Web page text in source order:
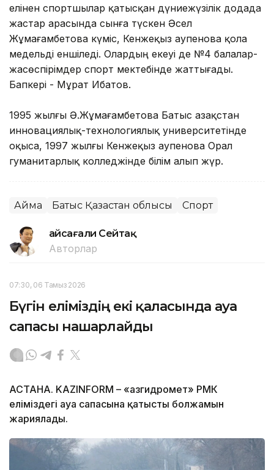
елінен спортшылар қатысқан дүниежүзілік додада
жастар арасында сынға түскен Әсел
Жұмағамбетова күміс, Кенжеқыз Қаупенова қола
медельді еншіледі. Олардың екеуі де №4 балалар-
жасөспірімдер спорт мектебінде жаттығады.
Бапкері - Мұрат Ибатов.
1995 жылғы Ә.Жұмағамбетова Батыс Қазақстан
инновациялық-технологиялық университетінде
оқыса, 1997 жылғы Кенжеқыз Қаупенова Орал
гуманитарлық колледжінде білім алып жүр.
Аймақ Батыс Қазақстан облысы Спорт
Ғайсағали Сейтақ
Авторлар
07:30, 06 Тамыз 2026
Бүгін еліміздің екі қаласында ауа
сапасы нашарлайды
АСТАНА. KAZINFORM – «Қазгидромет» РМК
еліміздегі ауа сапасына қатысты болжамын
жариялады.